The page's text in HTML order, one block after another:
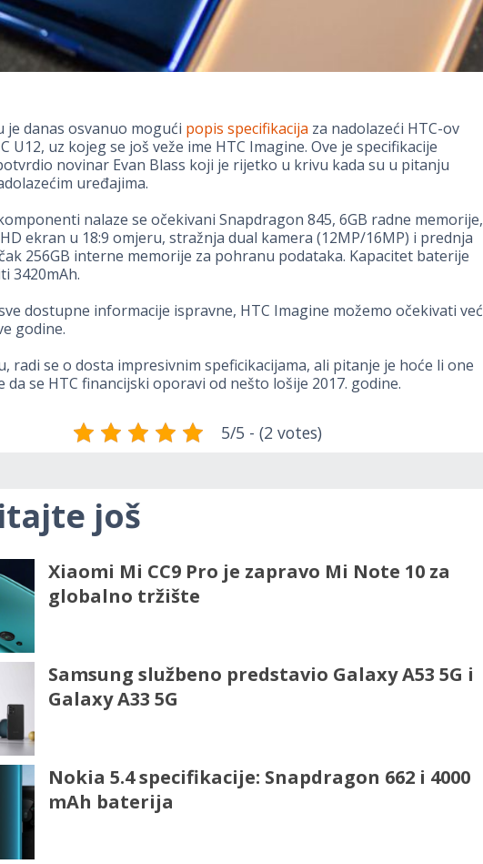
je danas osvanuo mogući popis specifikacija za nadolazeći HTC-ov
U12, uz kojeg se još veže ime HTC Imagine. Ove je specifikacije
novinar Evan Blass koji je rijetko u krivu kada su u pitanju
uređajima.
nalaze se očekivani Snapdragon 845, 6GB radne memorije,
ekran u 18:9 omjeru, stražnja dual kamera (12MP/16MP) i prednja
256GB interne memorije za pohranu podataka. Kapacitet baterije
3420mAh.
dostupne informacije ispravne, HTC Imagine možemo očekivati već
godine.
radi se o dosta impresivnim speficikacijama, ali pitanje je hoće li one
da se HTC financijski oporavi od nešto lošije 2017. godine.
5/5 - (2 votes)
još
Xiaomi Mi CC9 Pro je zapravo Mi Note 10 za
globalno tržište
Samsung službeno predstavio Galaxy A53 5G i
Galaxy A33 5G
Nokia 5.4 specifikacije: Snapdragon 662 i 4000
mAh baterija